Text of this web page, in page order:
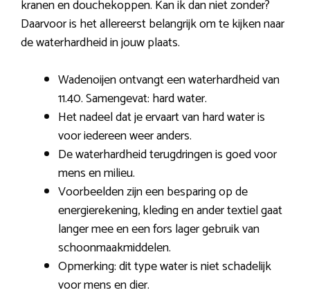
kranen en douchekoppen. Kan ik dan niet zonder?
Daarvoor is het allereerst belangrijk om te kijken naar
de waterhardheid in jouw plaats.
Wadenoijen ontvangt een waterhardheid van
11.40. Samengevat: hard water.
Het nadeel dat je ervaart van hard water is
voor iedereen weer anders.
De waterhardheid terugdringen is goed voor
mens en milieu.
Voorbeelden zijn een besparing op de
energierekening, kleding en ander textiel gaat
langer mee en een fors lager gebruik van
schoonmaakmiddelen.
Opmerking: dit type water is niet schadelijk
voor mens en dier.